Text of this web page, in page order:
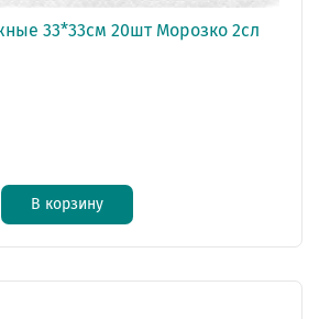
33*33см 20шт Морозко 2сл
В корзину